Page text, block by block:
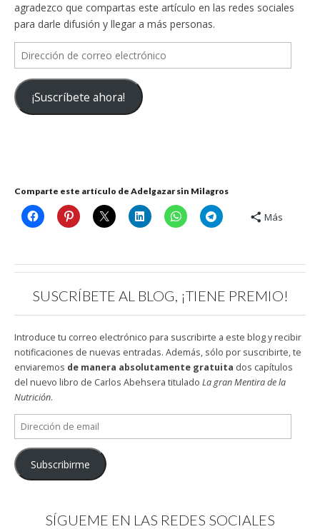
agradezco que compartas este artículo en las redes sociales
para darle difusión y llegar a más personas.
Dirección
de
correo
electrónico
¡Suscríbete ahora!
Comparte este artículo de Adelgazar sin Milagros
Más
SUSCRÍBETE AL BLOG, ¡TIENE PREMIO!
Introduce tu correo electrónico para suscribirte a este blog y recibir
notificaciones de nuevas entradas. Además, sólo por suscribirte, te
enviaremos de manera absolutamente gratuita dos capítulos
del nuevo libro de Carlos Abehsera titulado La gran Mentira de la
Nutrición.
Dirección
de
email
Subscribirme
SÍGUEME EN LAS REDES SOCIALES